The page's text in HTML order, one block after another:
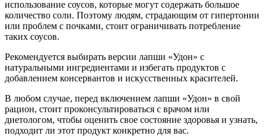
использование соусов, которые могут содержать большое
количество соли. Поэтому людям, страдающим от гипертонии
или проблем с почками, стоит ограничивать потребление
таких соусов.
Рекомендуется выбирать версии лапши «Удон» с
натуральными ингредиентами и избегать продуктов с
добавлением консервантов и искусственных красителей.
В любом случае, перед включением лапши «Удон» в свой
рацион, стоит проконсультироваться с врачом или
диетологом, чтобы оценить свое состояние здоровья и узнать,
подходит ли этот продукт конкретно для вас.